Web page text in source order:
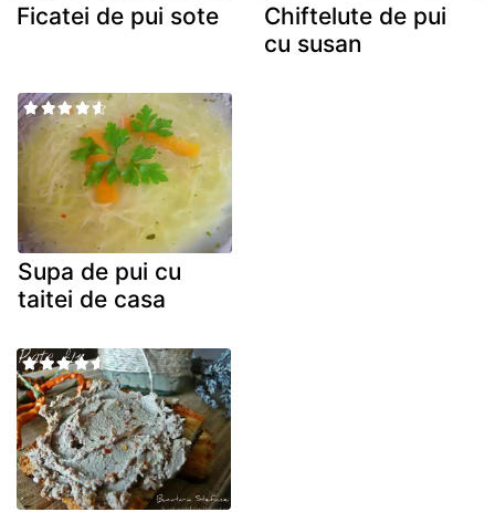
Ficatei de pui sote
Chiftelute de pui
cu susan
Supa de pui cu
taitei de casa